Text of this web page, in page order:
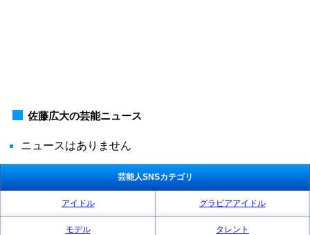
佐藤広大の芸能ニュース
ニュースはありません
芸能人SNSカテゴリ
アイドル グラビアアイドル
モデル タレント